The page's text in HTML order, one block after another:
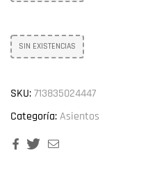
SIN EXISTENCIAS
SKU:713835024447
Categoría:Asientos
FacebookTwitter